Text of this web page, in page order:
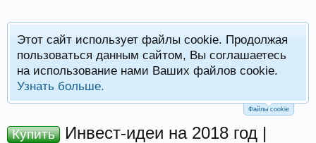
Этот сайт использует файлы cookie. Продолжая
пользоваться данным сайтом, Вы соглашаетесь
на использование нами Ваших файлов cookie.
Узнать больше.
Файлы cookie
Купить
Инвест-идеи на 2018 год |